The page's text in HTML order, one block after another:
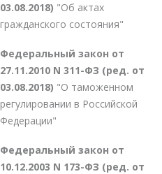
03.08.2018) "Об актах
гражданского состояния"
Федеральный закон от
27.11.2010 N 311-ФЗ (ред. от
03.08.2018) "О таможенном
регулировании в Российской
Федерации"
Федеральный закон от
10.12.2003 N 173-ФЗ (ред. от